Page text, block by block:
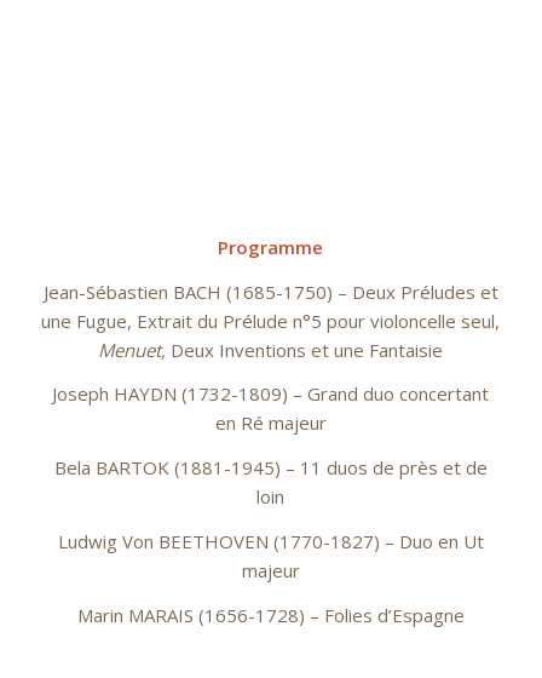
Programme
Jean-Sébastien BACH (1685-1750) – Deux Préludes et
une Fugue, Extrait du Prélude n°5 pour violoncelle seul,
Menuet, Deux Inventions et une Fantaisie
Joseph HAYDN (1732-1809) – Grand duo concertant
en Ré majeur
Bela BARTOK (1881-1945) – 11 duos de près et de
loin
Ludwig Von BEETHOVEN (1770-1827) – Duo en Ut
majeur
Marin MARAIS (1656-1728) – Folies d’Espagne